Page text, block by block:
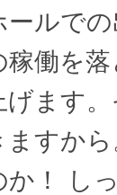
ールで
稼働を
げます
すか
か！ し